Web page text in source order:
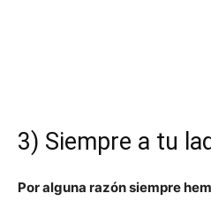
3) Siempre a tu
Por alguna razón siempre